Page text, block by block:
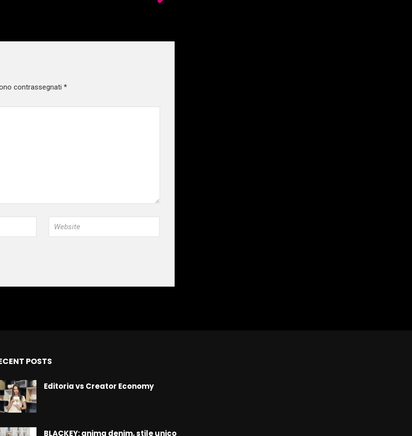
contrassegnati *
POSTS
Editoria vs Creator Economy
BLACKEY: anima denim, stile unico